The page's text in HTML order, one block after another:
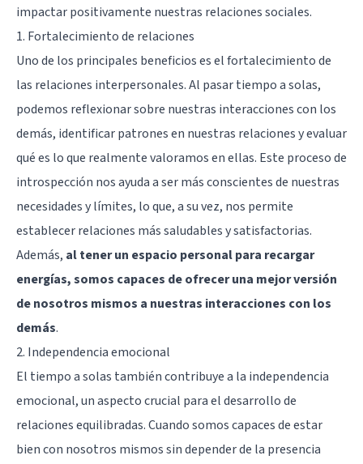
impactar positivamente nuestras relaciones sociales.
1. Fortalecimiento de relaciones
Uno de los principales beneficios es el fortalecimiento de
las relaciones interpersonales. Al pasar tiempo a solas,
podemos reflexionar sobre nuestras interacciones con los
demás, identificar patrones en nuestras relaciones y evaluar
qué es lo que realmente valoramos en ellas. Este proceso de
introspección nos ayuda a ser más conscientes de nuestras
necesidades y límites, lo que, a su vez, nos permite
establecer relaciones más saludables y satisfactorias.
Además, al tener un espacio personal para recargar
energías, somos capaces de ofrecer una mejor versión
de nosotros mismos a nuestras interacciones con los
demás.
2. Independencia emocional
El tiempo a solas también contribuye a la independencia
emocional, un aspecto crucial para el desarrollo de
relaciones equilibradas. Cuando somos capaces de estar
bien con nosotros mismos sin depender de la presencia